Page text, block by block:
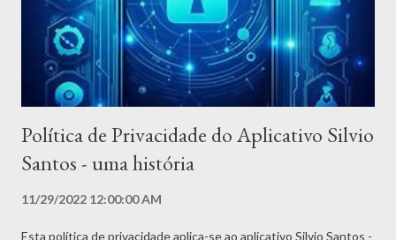
todos que buscam inspiração e crescimento pessoal. Faça o seu
download agora, clicando na imagem abaixo:
Política de Privacidade do Aplicativo Silvio
Santos - uma história
11/29/2022 12:00:00 AM
Esta política de privacidade aplica-se ao aplicativo Silvio Santos -